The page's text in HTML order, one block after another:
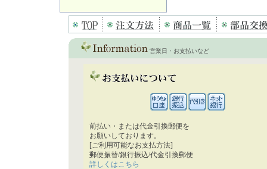
営業日・お支払いなど
前払い・または代金引換郵便を
お願いしております。
[ご利用可能なお支払方法]
郵便振替/銀行振込/代金引換郵便
詳しくはこちら